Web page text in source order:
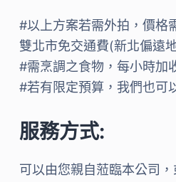
#以上方案若需外拍，價格
雙北市免交通費(新北偏遠
#需烹調之食物，每小時加
#若有限定預算，我們也可
服務方式:
可以由您親自蒞臨本公司